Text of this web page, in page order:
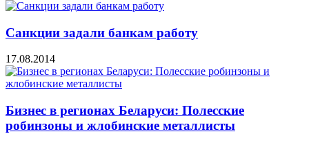
Санкции задали банкам работу
17.08.2014
Бизнес в регионах Беларуси: Полесские
робинзоны и жлобинские металлисты